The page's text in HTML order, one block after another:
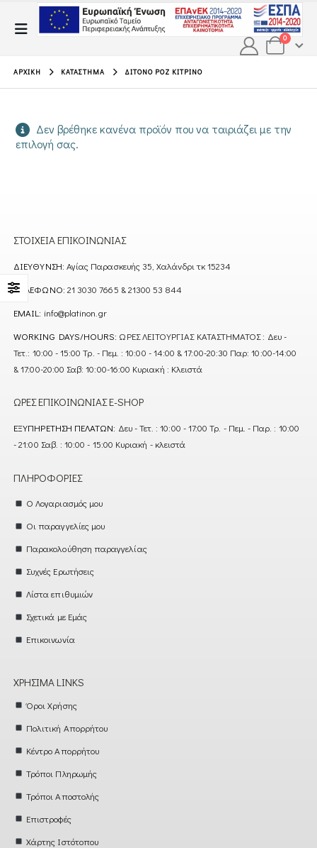
0
ΑΡΧΙΚΉ ΚΑΤΆΣΤΗΜΑ ΔΊΤΟΝΟ ΡΟΖ ΚΊΤΡΙΝΟ
Δεν βρέθηκε κανένα προϊόν που να ταιριάζει με την
επιλογή σας.
ΣΤΟΙΧΕΊΑ ΕΠΙΚΟΙΝΩΝΊΑΣ
ΔΙΕΎΘΥΝΣΗ: Αγίας Παρασκευής 35, Χαλάνδρι τκ 15234
ΤΗΛΈΦΩΝΟ: 21 3030 7665 & 21300 53 844
EMAIL: info@platinon.gr
WORKING DAYS/HOURS: ΩΡΕΣ ΛΕΙΤΟΥΡΓΙΑΣ ΚΑΤΑΣΤΗΜΑΤΟΣ : Δευ -
Τετ.: 10:00 - 15:00 Τρ. - Πεμ. : 10:00 - 14:00 & 17:00-20:30 Παρ: 10:00-14:00
& 17:00-20:00 Σαβ: 10:00-16:00 Κυριακή : Κλειστά
ΏΡΕΣ ΕΠΙΚΟΙΝΩΝΊΑΣ E-SHOP
ΕΞΥΠΗΡΈΤΗΣΗ ΠΕΛΑΤΏΝ: Δευ - Τετ. : 10:00 - 17:00 Τρ. - Πεμ. - Παρ. : 10:00
- 21:00 Σαβ. : 10:00 - 15:00 Κυριακή - κλειστά
ΠΛΗΡΟΦΟΡΊΕΣ
Ο Λογαριασμός μου
Οι παραγγελίες μου
Παρακολούθηση παραγγελίας
Συχνές Ερωτήσεις
Λίστα επιθυμιών
Σχετικά με Εμάς
Επικοινωνία
ΧΡΉΣΙΜΑ LINKS
Όροι Χρήσης
Πολιτική Απορρήτου
Κέντρο Απορρήτου
Τρόποι Πληρωμής
Τρόποι Αποστολής
Επιστροφές
Χάρτης Ιστότοπου